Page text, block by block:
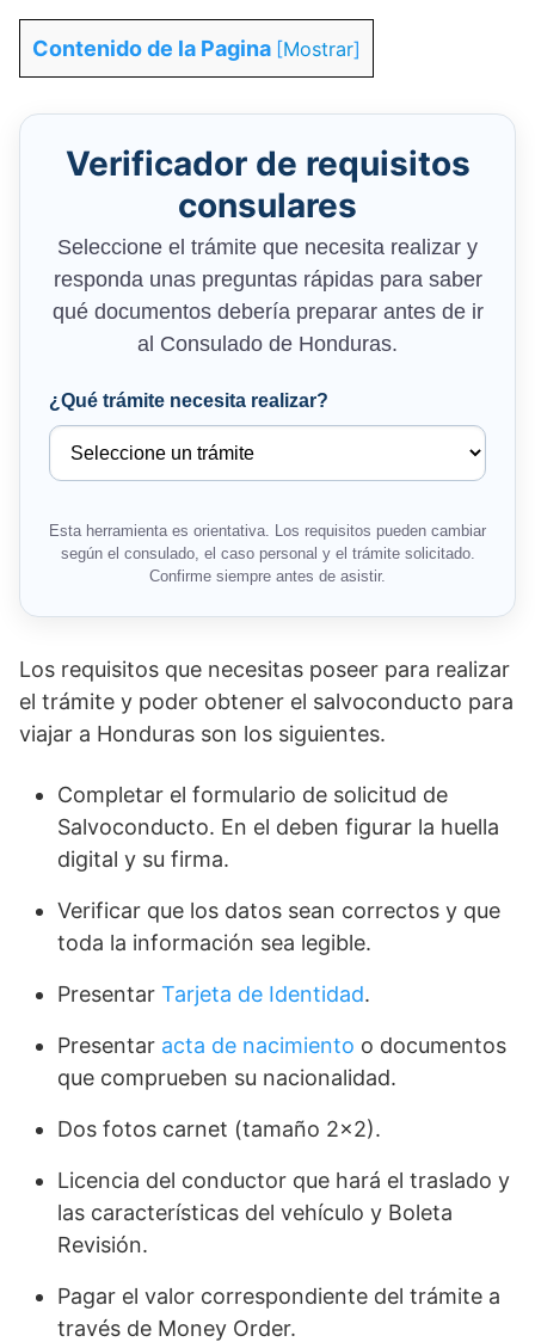
Contenido de la Pagina [Mostrar]
Verificador de requisitos
consulares
Seleccione el trámite que necesita realizar y
responda unas preguntas rápidas para saber
qué documentos debería preparar antes de ir
al Consulado de Honduras.
¿Qué trámite necesita realizar?
Esta herramienta es orientativa. Los requisitos pueden cambiar
según el consulado, el caso personal y el trámite solicitado.
Confirme siempre antes de asistir.
Los requisitos que necesitas poseer para realizar
el trámite y poder obtener el salvoconducto para
viajar a Honduras son los siguientes.
Completar el formulario de solicitud de
Salvoconducto. En el deben figurar la huella
digital y su firma.
Verificar que los datos sean correctos y que
toda la información sea legible.
Presentar Tarjeta de Identidad.
Presentar acta de nacimiento o documentos
que comprueben su nacionalidad.
Dos fotos carnet (tamaño 2×2).
Licencia del conductor que hará el traslado y
las características del vehículo y Boleta
Revisión.
Pagar el valor correspondiente del trámite a
través de Money Order.